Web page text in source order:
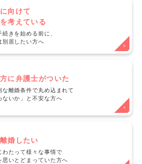
向けて
考えている
続きを始める前に、
別居したい方へ
に弁護士がついた
な離婚条件で丸め込まれて
ないか」と不安な方へ
婚したい
わたって様々な事情で
思いとどまっていた方へ